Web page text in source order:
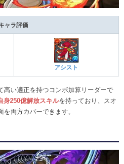
ャラ評価
アシスト
高い適正を持つコンボ加算リーダーで
身250億解放スキルを持っており、スオ
両方カバーできます。